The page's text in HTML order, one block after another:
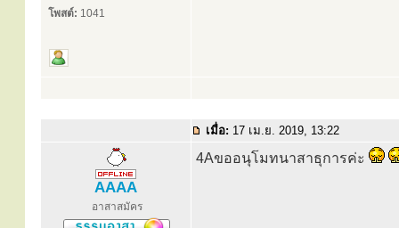
โพสต์: 1041
เมื่อ: 17 เม.ย. 2019, 13:22
AAAA
อาสาสมัคร
4Aขออนุโมทนาสาธุการค่ะ